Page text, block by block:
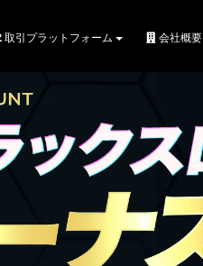
取引プラットフォーム 会社概要